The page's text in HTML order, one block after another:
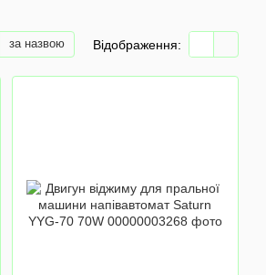
за назвою Відображення: